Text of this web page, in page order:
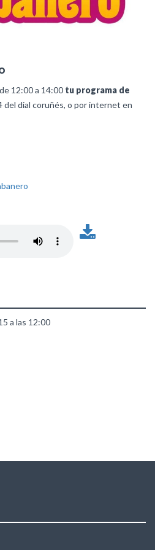
12:00 a 14:00 tu programa de
del dial coruñés, o por internet en
a las 12:00